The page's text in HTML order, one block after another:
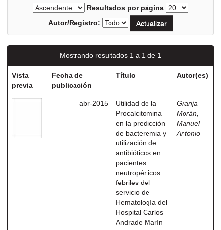
Resultados por página
Autor/Registro:
Mostrando resultados 1 a 1 de 1
Vista
previa
Fecha de
publicación
Título Autor(es)
abr-2015
Utilidad de la
Procalcitomina
en la predicción
de bacteremia y
utilización de
antibióticos en
pacientes
neutropénicos
febriles del
servicio de
Hematología del
Hospital Carlos
Andrade Marín
Granja
Morán,
Manuel
Antonio